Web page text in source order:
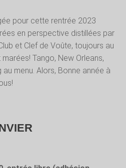
pour cette rentrée 2023
en perspective distillées par
et Clef de Voûte, toujours au
Tango, New Orleans,
menu. Alors, Bonne année à